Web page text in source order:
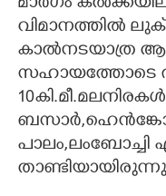
മാർഗം
വിമാനത്തിൽ
കാൽനടയാത്ര
സഹായത്തോടെ
പാലം,ലംബോച്ചി